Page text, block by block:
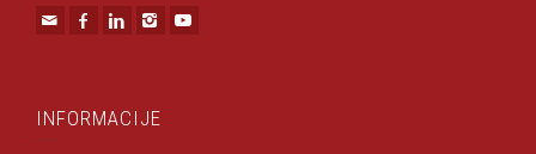
INFORMACIJE